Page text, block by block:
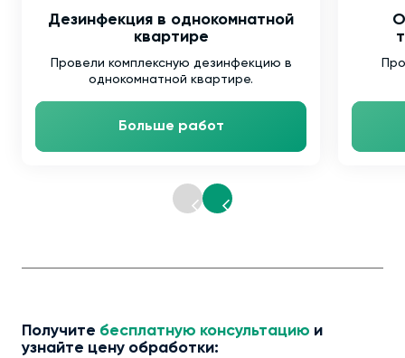
Дезинфекция в однокомнатной
квартире
Провели комплексную дезинфекцию в
однокомнатной квартире.
Больше работ
Получите бесплатную консультацию и
узнайте цену обработки: